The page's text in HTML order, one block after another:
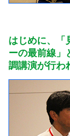
はじめに、「
ーの最前線」
調講演が行わ